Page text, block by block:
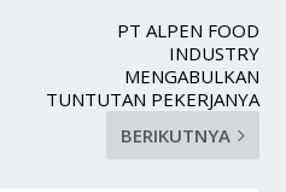
PT ALPEN FOOD
INDUSTRY
MENGABULKAN
TUNTUTAN PEKERJANYA
BERIKUTNYA